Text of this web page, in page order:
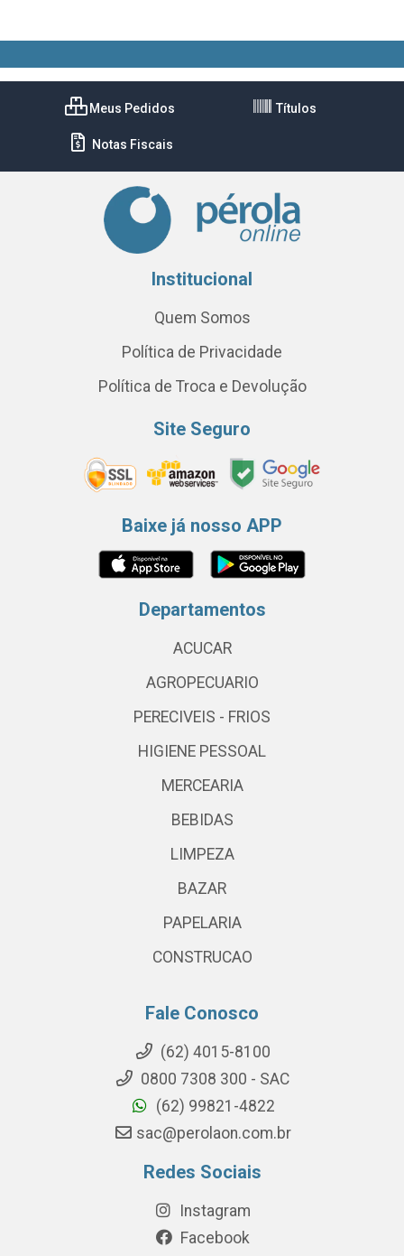
Meus Pedidos Títulos
Notas Fiscais
Institucional
Quem Somos
Política de Privacidade
Política de Troca e Devolução
Site Seguro
Baixe já nosso APP
Departamentos
ACUCAR
AGROPECUARIO
PERECIVEIS - FRIOS
HIGIENE PESSOAL
MERCEARIA
BEBIDAS
LIMPEZA
BAZAR
PAPELARIA
CONSTRUCAO
Fale Conosco
(62) 4015-8100
0800 7308 300 - SAC
(62) 99821-4822
sac@perolaon.com.br
Redes Sociais
Instagram
Facebook